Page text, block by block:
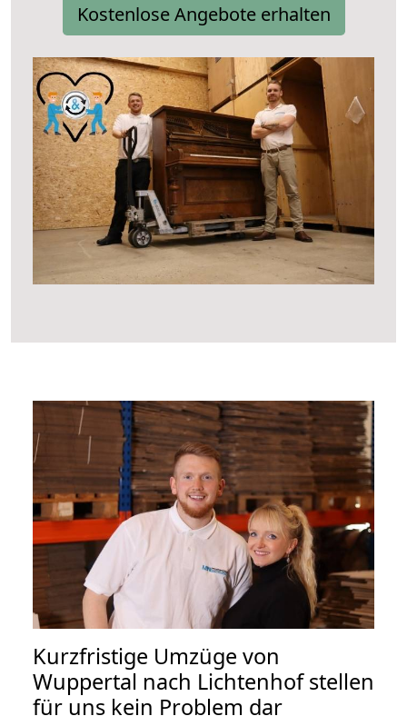
Kostenlose Angebote erhalten
Kurzfristige Umzüge von
Wuppertal nach Lichtenhof stellen
für uns kein Problem dar